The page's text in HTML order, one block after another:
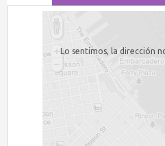
Lo sentimos, la dirección